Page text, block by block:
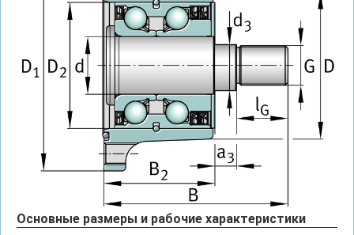
Основные размеры и рабочие характеристики